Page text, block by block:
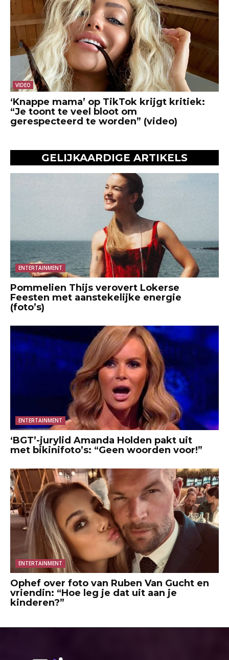
VIDEO
‘Knappe mama’ op TikTok krijgt kritiek:
“Je toont te veel bloot om
gerespecteerd te worden” (video)
GELIJKAARDIGE ARTIKELS
ENTERTAINMENT
Pommelien Thijs verovert Lokerse
Feesten met aanstekelijke energie
(foto’s)
ENTERTAINMENT
‘BGT’-jurylid Amanda Holden pakt uit
met bikinifoto’s: “Geen woorden voor!”
ENTERTAINMENT
Ophef over foto van Ruben Van Gucht en
vriendin: “Hoe leg je dat uit aan je
kinderen?”